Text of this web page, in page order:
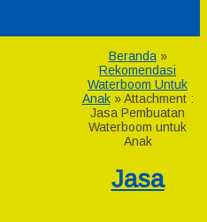
Beranda»
Rekomendasi
Waterboom Untuk
Anak» Attachment :
Jasa Pembuatan
Waterboom untuk
Anak
Jasa